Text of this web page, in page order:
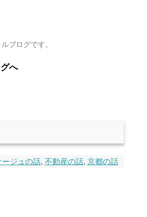
ブログです。
へ
ージュの話, 不動産の話, 京都の話